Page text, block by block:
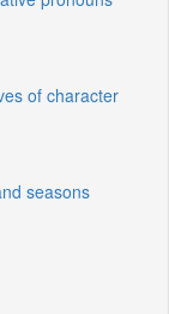
of character
seasons